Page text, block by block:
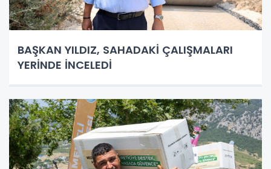
BAŞKAN YILDIZ, SAHADAKİ ÇALIŞMALARI
YERİNDE İNCELEDİ